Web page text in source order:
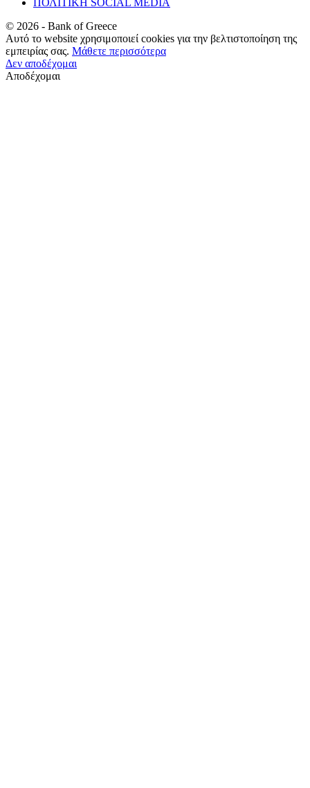
© 2026 - Bank of Greece
Αυτό το website χρησιμοποιεί cookies για την βελτιστοποίηση της
εμπειρίας σας. Μάθετε περισσότερα
Δεν αποδέχομαι
Αποδέχομαι